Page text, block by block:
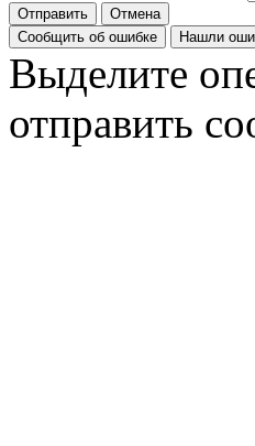
Отправить
Отмена
Сообщить об ошибке
Нашли
Выделите
отправить